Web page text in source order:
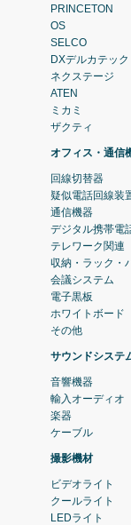
PRINCETON
OS
SELCO
DXデルカテック
ネクステージ
ATEN
ミカミ
ザクティ
オフィス・通信
回線切替器
疑似電話回線装
通信機器
デジタル携帯電
テレワーク関連
収納・ラック・
会議システム
電子黒板
ホワイトボード
その他
サウンドシステ
音響機器
輸入オーディオ
楽器
ケーブル
撮影機材
ビデオライト
クールライト
LEDライト